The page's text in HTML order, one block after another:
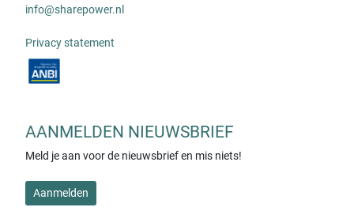
info@sharepower.nl
Privacy statement
AANMELDEN NIEUWSBRIEF
Meld je aan voor de nieuwsbrief en mis niets!
Aanmelden